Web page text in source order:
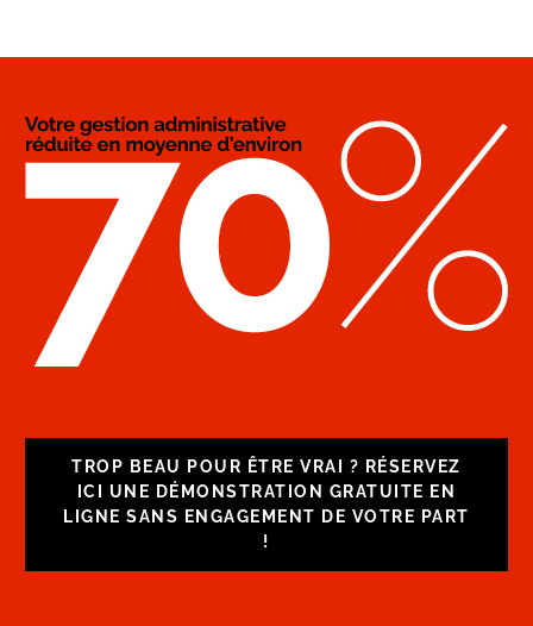
TROP BEAU POUR ÊTRE VRAI ? RÉSERVEZ
ICI UNE DÉMONSTRATION GRATUITE EN
LIGNE SANS ENGAGEMENT DE VOTRE PART
!